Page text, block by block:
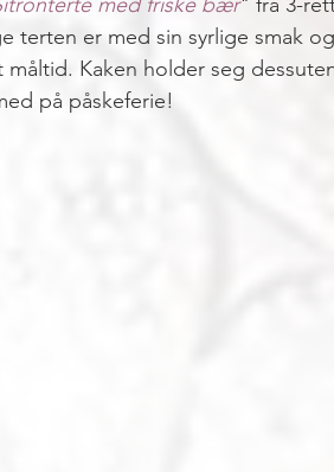
terten er med sin syrlige smak
Kaken holder seg
på påskeferie!